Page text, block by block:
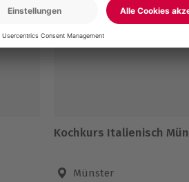
Kochkurs Italienisch
Münster